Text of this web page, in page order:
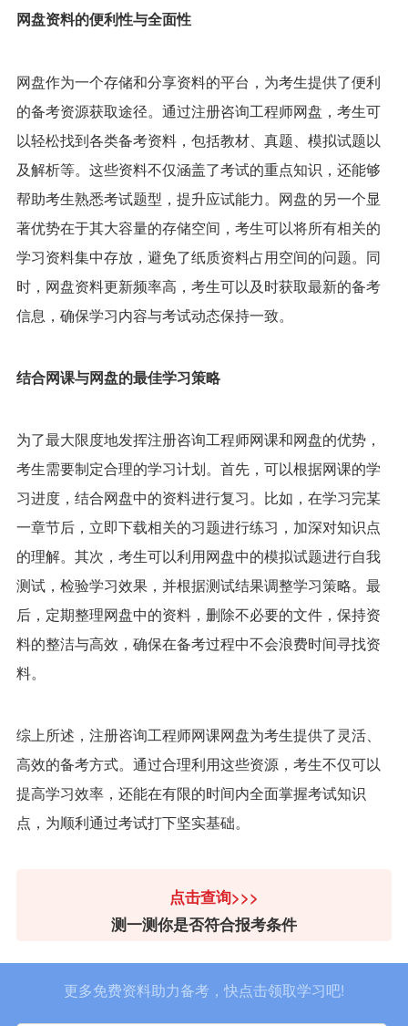
网盘资料的便利性与全面性
网盘作为一个存储和分享资料的平台，为考生提供了便利
的备考资源获取途径。通过注册咨询工程师网盘，考生可
以轻松找到各类备考资料，包括教材、真题、模拟试题以
及解析等。这些资料不仅涵盖了考试的重点知识，还能够
帮助考生熟悉考试题型，提升应试能力。网盘的另一个显
著优势在于其大容量的存储空间，考生可以将所有相关的
学习资料集中存放，避免了纸质资料占用空间的问题。同
时，网盘资料更新频率高，考生可以及时获取最新的备考
信息，确保学习内容与考试动态保持一致。
结合网课与网盘的最佳学习策略
为了最大限度地发挥注册咨询工程师网课和网盘的优势，
考生需要制定合理的学习计划。首先，可以根据网课的学
习进度，结合网盘中的资料进行复习。比如，在学习完某
一章节后，立即下载相关的习题进行练习，加深对知识点
的理解。其次，考生可以利用网盘中的模拟试题进行自我
测试，检验学习效果，并根据测试结果调整学习策略。最
后，定期整理网盘中的资料，删除不必要的文件，保持资
料的整洁与高效，确保在备考过程中不会浪费时间寻找资
料。
综上所述，注册咨询工程师网课网盘为考生提供了灵活、
高效的备考方式。通过合理利用这些资源，考生不仅可以
提高学习效率，还能在有限的时间内全面掌握考试知识
点，为顺利通过考试打下坚实基础。
点击查询>>>
测一测你是否符合报考条件
更多免费资料助力备考，快点击领取学习吧!